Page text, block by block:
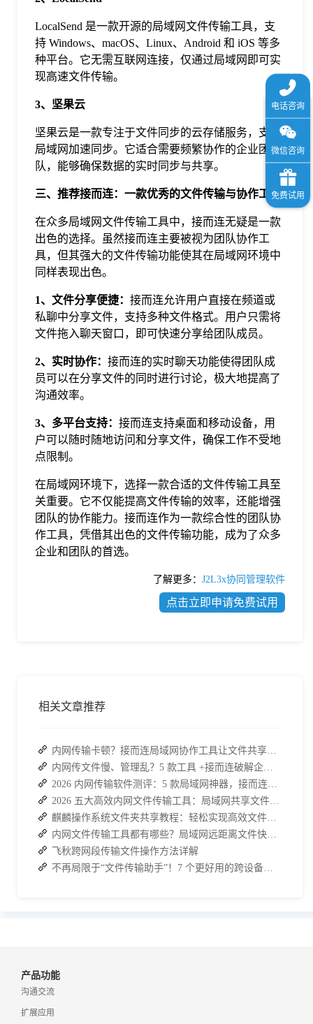
LocalSend 是一款开源的局域网文件传输工具，支
持 Windows、macOS、Linux、Android 和 iOS 等多
种平台。它无需互联网连接，仅通过局域网即可实
现高速文件传输。
3、坚果云
坚果云是一款专注于文件同步的云存储服务，支持
局域网加速同步。它适合需要频繁协作的企业团
队，能够确保数据的实时同步与共享。
三、推荐接而连：一款优秀的文件传输与协作工具
在众多局域网文件传输工具中，接而连无疑是一款
出色的选择。虽然接而连主要被视为团队协作工
具，但其强大的文件传输功能使其在局域网环境中
同样表现出色。
1、文件分享便捷： 接而连允许用户直接在频道或
私聊中分享文件，支持多种文件格式。用户只需将
文件拖入聊天窗口，即可快速分享给团队成员。
2、实时协作： 接而连的实时聊天功能使得团队成
员可以在分享文件的同时进行讨论，极大地提高了
沟通效率。
3、多平台支持： 接而连支持桌面和移动设备，用
户可以随时随地访问和分享文件，确保工作不受地
点限制。
在局域网环境下，选择一款合适的文件传输工具至
关重要。它不仅能提高文件传输的效率，还能增强
团队的协作能力。接而连作为一款综合性的团队协
作工具，凭借其出色的文件传输功能，成为了众多
企业和团队的首选。
了解更多： J2L3x协同管理软件
点击立即申请免费试用
相关文章推荐
飞秋跨网段传输文件操作方法详解
产品功能
沟通交流
扩展应用